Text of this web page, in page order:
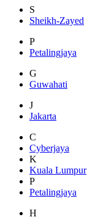
S
Sheikh-Zayed
P
Petalingjaya
G
Guwahati
J
Jakarta
C
Cyberjaya
K
Kuala Lumpur
P
Petalingjaya
H